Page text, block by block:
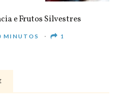
e Frutos Silvestres
MINUTOS 1